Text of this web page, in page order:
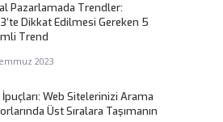
Pazarlamada Trendler:
Dikkat Edilmesi Gereken 5
Trend
2023
İpuçları: Web Sitelerinizi Arama
Üst Sıralara Taşımanın